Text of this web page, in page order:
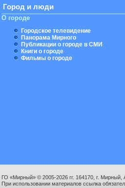
Город и люди
О городе
Городское телевидение
Панорама Мирного
Публикации о городе в СМИ
Книги о городе
Фильмы о городе
ГО «Мирный» © 2005-2026 гг. 164170, г. Мирный,
При использовании материалов ссылка